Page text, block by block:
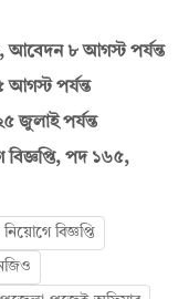
আবেদন ৮ আগস্ট পর্যন্ত
আগস্ট পর্যন্ত
জুলাই পর্যন্ত
পদ ১৬৫,
বিজ্ঞপ্তি